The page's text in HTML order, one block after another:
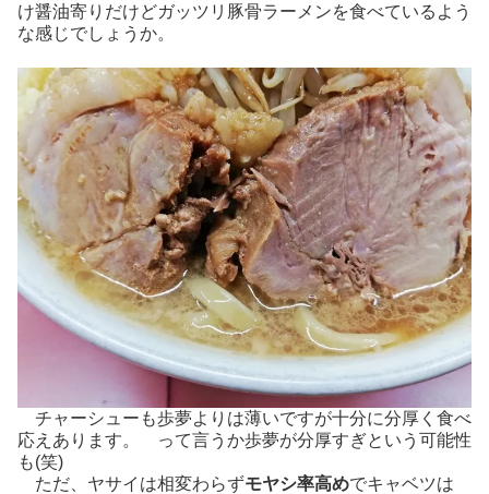
け醤油寄りだけどガッツリ豚骨ラーメンを食べているよう
な感じでしょうか。
チャーシューも歩夢よりは薄いですが十分に分厚く食べ
応えあります。 って言うか歩夢が分厚すぎという可能性
も(笑)
ただ、ヤサイは相変わらずモヤシ率高めでキャベツは